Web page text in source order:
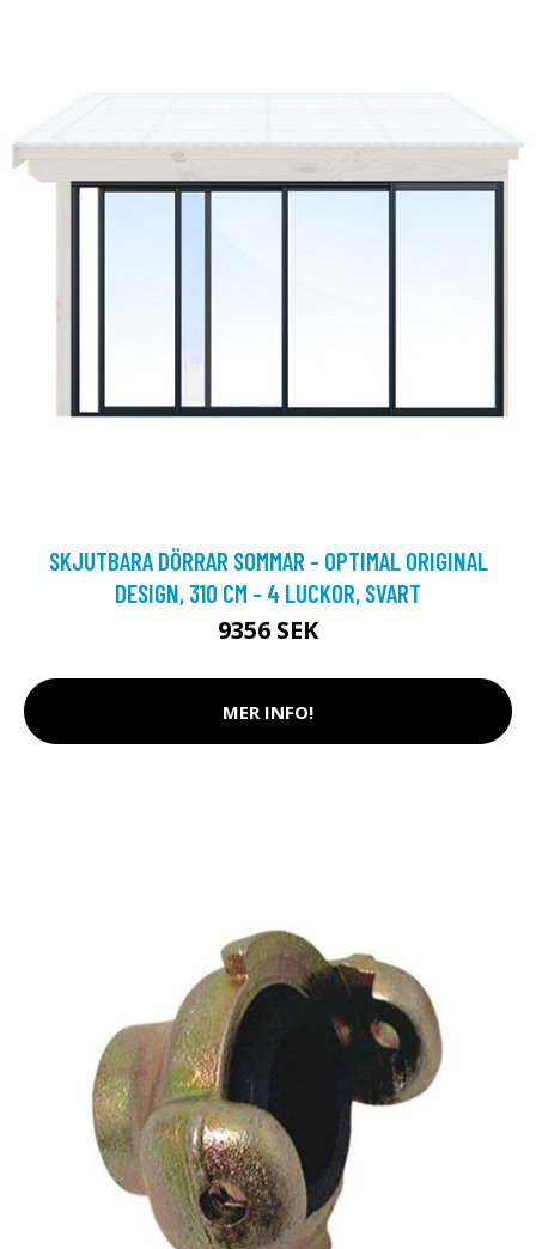
SKJUTBARA DÖRRAR SOMMAR - OPTIMAL ORIGINAL
DESIGN, 310 CM - 4 LUCKOR, SVART
9356 SEK
MER INFO!